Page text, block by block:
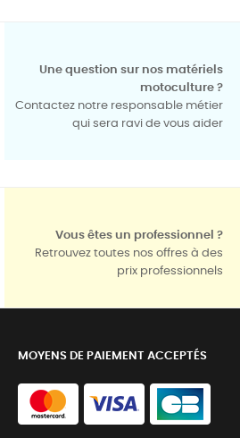
Une question sur nos matériels
motoculture ?
Contactez notre responsable métier
qui sera ravi de vous aider
Vous êtes un professionnel ?
Retrouvez toutes nos offres à des
prix professionnels
MOYENS DE PAIEMENT ACCEPTÉS